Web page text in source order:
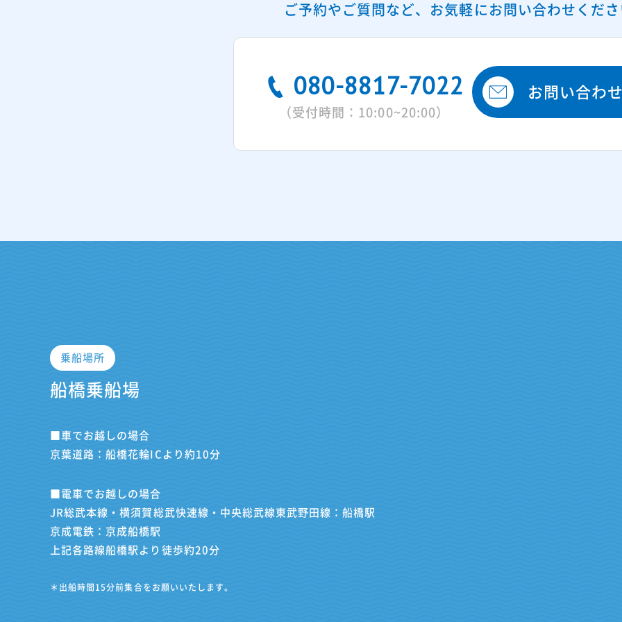
ご予約やご質問など、 お気軽にお問い合わせくだ
080-8817-7022
（受付時間：10:00~20:00）
お問い合わ
乗船場所
船橋乗船場
■車でお越しの場合
京葉道路：船橋花輪ICより約10分
■電車でお越しの場合
JR総武本線・横須賀総武快速線・中央総武線東武野田線：船橋駅
京成電鉄：京成船橋駅
上記各路線船橋駅より徒歩約20分
＊出船時間15分前集合をお願いいたします。